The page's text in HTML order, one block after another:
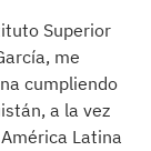
Superior
me
cumpliendo
a la vez
Latina